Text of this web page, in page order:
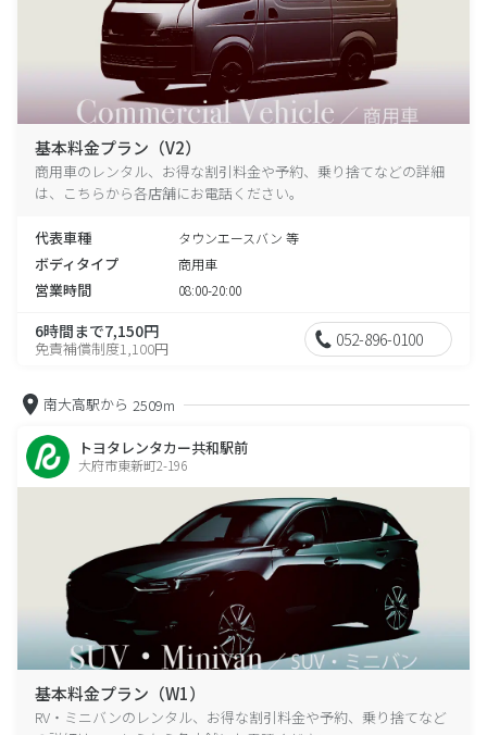
基本料金プラン（V2）
商用車のレンタル、お得な割引料金や予約、乗り捨てなどの詳細
は、こちらから各店舗にお電話ください。
代表車種 タウンエースバン 等
ボディタイプ 商用車
営業時間 08:00-20:00
6時間まで7,150円
免責補償制度1,100円 052-896-0100
南大高駅から 2509m
トヨタレンタカー共和駅前
大府市東新町2-196
基本料金プラン（W1）
RV・ミニバンのレンタル、お得な割引料金や予約、乗り捨てなど